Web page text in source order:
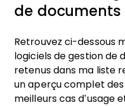
de documents
Retrouvez ci-dessous
logiciels de gestion de
retenus dans ma liste
un aperçu complet
meilleurs cas d’usage